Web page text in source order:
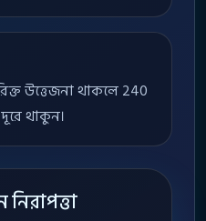
উত্তেজনা থাকলে 240
থাকুন।